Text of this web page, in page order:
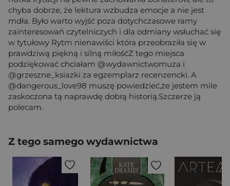
chyba dobrze, że lektura wzbudza emocje a nie jest
mdła. Było warto wyjść poza dotychczasowe ramy
zainteresowań czytelniczych i dla odmiany wsłuchać się
w tytułowy Rytm nienawiści która przeobraziła się w
prawdziwą piękną i silną miłośćZ tego miejsca
podziękować chciałam @wydawnictwomuza i
@grzeszne_ksiazki za egzemplarz recenzencki. A
@dangerous_love98 muszę powiedzieć,że jestem mile
zaskoczona tą naprawdę dobrą historią.Szczerze ją
polecam.
Z tego samego wydawnictwa